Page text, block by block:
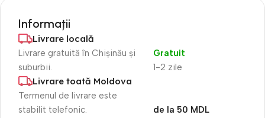
Informații
Livrare locală
Livrare gratuită în Chișinău și
suburbii.
1-2 zile
Gratuit
Livrare toată Moldova
Termenul de livrare este
stabilit telefonic.
de la 50 MDL